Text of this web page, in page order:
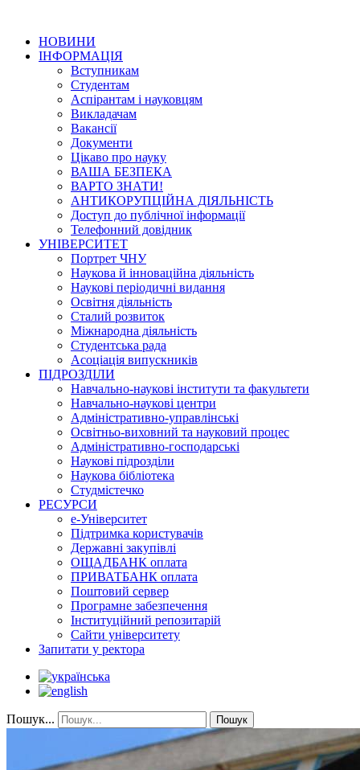
НОВИНИ
ІНФОРМАЦІЯ
Вступникам
Студентам
Аспірантам і науковцям
Викладачам
Вакансії
Документи
Цікаво про науку
ВАША БЕЗПЕКА
ВАРТО ЗНАТИ!
АНТИКОРУПЦІЙНА ДІЯЛЬНІСТЬ
Доступ до публічної інформації
Телефонний довідник
УНІВЕРСИТЕТ
Портрет ЧНУ
Наукова й інноваційна діяльність
Наукові періодичні видання
Освітня діяльність
Сталий розвиток
Міжнародна діяльність
Студентська рада
Асоціація випускників
ПІДРОЗДІЛИ
Навчально-наукові інститути та факультети
Навчально-наукові центри
Адміністративно-управлінські
Освітньо-виховний та науковий процес
Адміністративно-господарські
Наукові підрозділи
Наукова бібліотека
Студмістечко
РЕСУРСИ
е-Університет
Підтримка користувачів
Державні закупівлі
ОЩАДБАНК оплата
ПРИВАТБАНК оплата
Поштовий сервер
Програмне забезпечення
Інституційний репозитарій
Сайти університету
Запитати у ректора
Пошук... Пошук